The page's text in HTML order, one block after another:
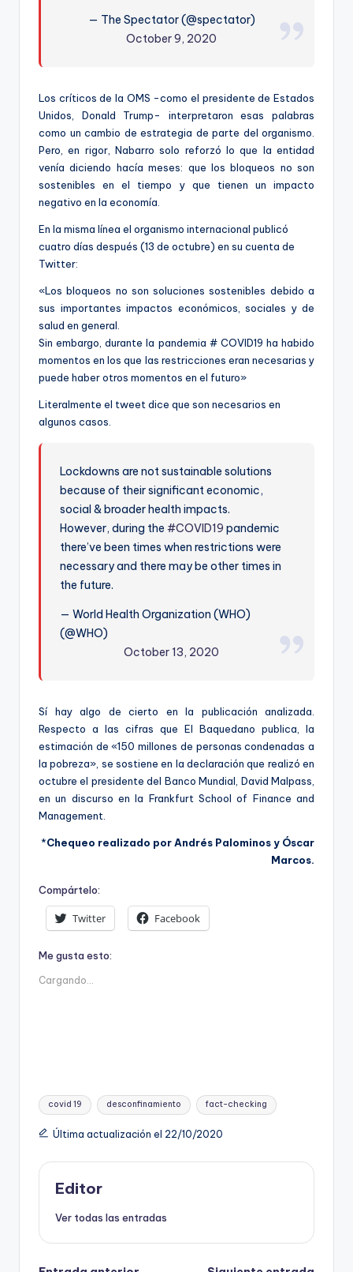
— The Spectator (@spectator)
October 9, 2020
Los críticos de la OMS -como el presidente de Estados
Unidos, Donald Trump- interpretaron esas palabras
como un cambio de estrategia de parte del organismo.
Pero, en rigor, Nabarro solo reforzó lo que la entidad
venía diciendo hacía meses: que los bloqueos no son
sostenibles en el tiempo y que tienen un impacto
negativo en la economía.
En la misma línea el organismo internacional publicó
cuatro días después (13 de octubre) en su cuenta de
Twitter:
«Los bloqueos no son soluciones sostenibles debido a
sus importantes impactos económicos, sociales y de
salud en general.
Sin embargo, durante la pandemia # COVID19 ha habido
momentos en los que las restricciones eran necesarias y
puede haber otros momentos en el futuro»
Literalmente el tweet dice que son necesarios en
algunos casos.
Lockdowns are not sustainable solutions
because of their significant economic,
social & broader health impacts.
However, during the#COVID19 pandemic
there’ve been times when restrictions were
necessary and there may be other times in
the future.
— World Health Organization (WHO)
(@WHO)
October 13, 2020
Sí hay algo de cierto en la publicación analizada.
Respecto a las cifras que El Baquedano publica, la
estimación de «150 millones de personas condenadas a
la pobreza», se sostiene en la declaración que realizó en
octubre el presidente del Banco Mundial, David Malpass,
en un discurso en la Frankfurt School of Finance and
Management.
*Chequeo realizado por Andrés Palominos y Óscar
Marcos.
Compártelo:
Twitter Facebook
Me gusta esto:
Cargando...
Etiquetas:
covid 19 desconfinamiento fact-checking
Última actualización el 22/10/2020
Editor
Ver todas las entradas